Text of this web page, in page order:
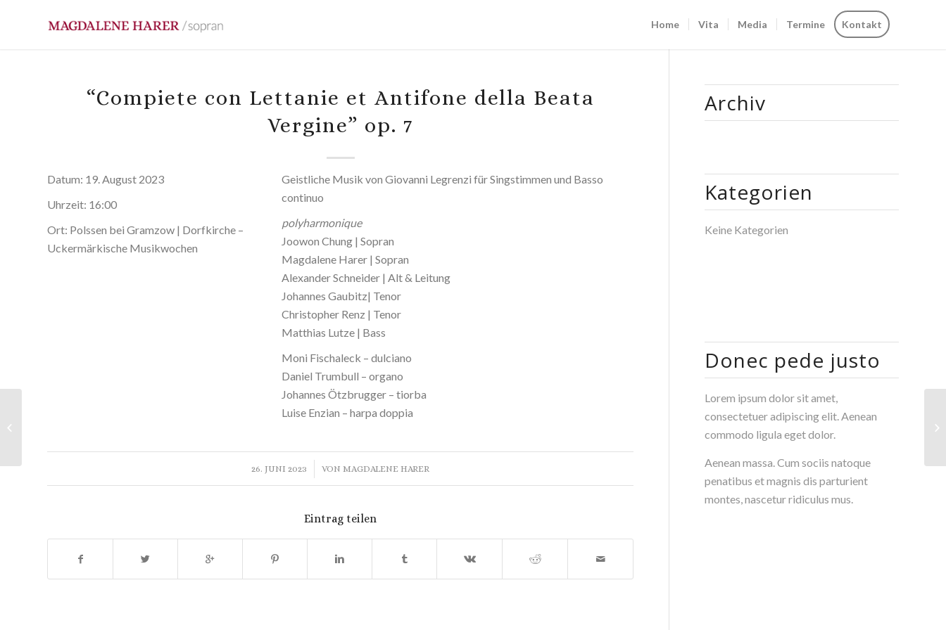
Home Vita Media Termine Kontakt
“Compiete con Lettanie et Antifone della Beata
Vergine” op. 7
Datum: 19. August 2023
Uhrzeit: 16:00
Ort: Polssen bei Gramzow | Dorfkirche –
Uckermärkische Musikwochen
Geistliche Musik von Giovanni Legrenzi für Singstimmen und Basso
continuo
polyharmonique
Joowon Chung | Sopran
Magdalene Harer | Sopran
Alexander Schneider | Alt & Leitung
Johannes Gaubitz| Tenor
Christopher Renz | Tenor
Matthias Lutze | Bass
Moni Fischaleck – dulciano
Daniel Trumbull – organo
Johannes Ötzbrugger – tiorba
Luise Enzian – harpa doppia
26. JUNI 2023
/ VON MAGDALENE HARER
Eintrag teilen
Archiv
Kategorien
Keine Kategorien
Donec pede justo
Lorem ipsum dolor sit amet,
consectetuer adipiscing elit. Aenean
commodo ligula eget dolor.
Aenean massa. Cum sociis natoque
penatibus et magnis dis parturient
montes, nascetur ridiculus mus.